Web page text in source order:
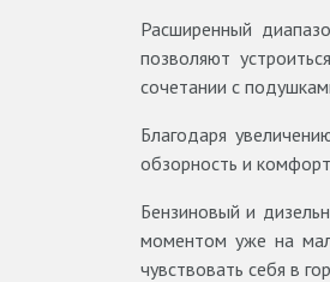
Расширенный
позволяют
сочетании с
Благодаря
обзорность и
Бензиновый и
моментом уже на
чувствовать себя в